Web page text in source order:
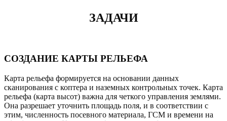
ЗАДАЧИ
СОЗДАНИЕ КАРТЫ РЕЛЬЕФА
Карта рельефа формируется на основании данных
сканирования с коптера и наземных контрольных точек. Карта
рельефа (карта высот) важна для четкого управления землями.
Она разрешает уточнить площадь поля, и в соответствии с
этим, численность посевного материала, ГСМ и времени на